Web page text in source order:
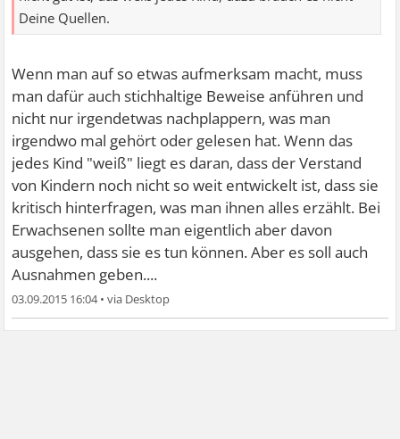
Deine Quellen.
Wenn man auf so etwas aufmerksam macht, muss
man dafür auch stichhaltige Beweise anführen und
nicht nur irgendetwas nachplappern, was man
irgendwo mal gehört oder gelesen hat. Wenn das
jedes Kind "weiß" liegt es daran, dass der Verstand
von Kindern noch nicht so weit entwickelt ist, dass sie
kritisch hinterfragen, was man ihnen alles erzählt. Bei
Erwachsenen sollte man eigentlich aber davon
ausgehen, dass sie es tun können. Aber es soll auch
Ausnahmen geben....
03.09.2015 16:04•